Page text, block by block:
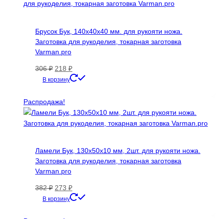
Брусок Бук, 140х40х40 мм. для рукояти ножа.
Заготовка для рукоделия, токарная заготовка
Varman.pro
306₽ Первоначальная
цена
306 ₽.
218 ₽Текущая
цена:
В корзину
Распродажа!
Ламели Бук, 130х50х10 мм, 2шт. для рукояти ножа.
Заготовка для рукоделия, токарная заготовка
Varman.pro
382₽ Первоначальная
цена
273 ₽Текущая
цена:
В корзину